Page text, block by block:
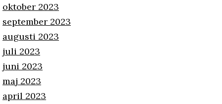
oktober 2023
september 2023
augusti 2023
juli 2023
juni 2023
maj 2023
april 2023